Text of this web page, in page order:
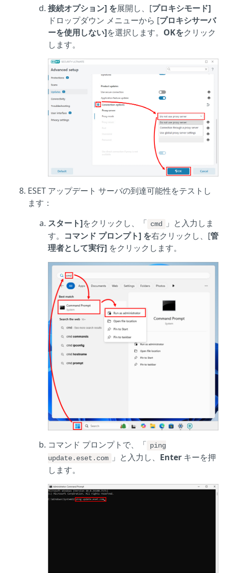
接続オプション] を展開し、[プロキシモード]
ドロップダウン メニューから [プロキシサーバ
ーを使用しない]を選択します。 OKをクリック
します。
ESET アップデート サーバの到達可能性をテストし
ます：
スタート]をクリックし、「 cmd
」と入力しま
す。 コマンド プロンプト] を右クリックし、[管
理者として実行] をクリックします。
コマンド プロンプトで、「 ping
update.eset.com
」と入力し、 Enter キーを押
します。